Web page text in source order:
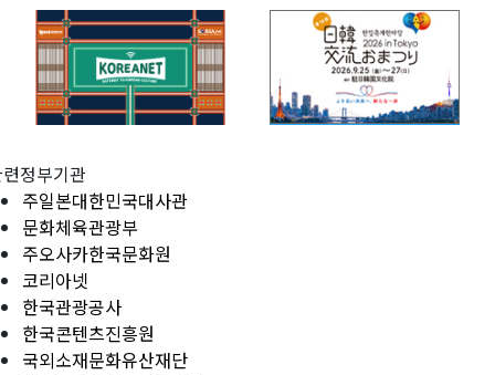
정부기관
주일본대한민국대사관
문화체육관광부
주오사카한국문화원
코리아넷
한국관광공사
한국콘텐츠진흥원
국외소재문화유산재단